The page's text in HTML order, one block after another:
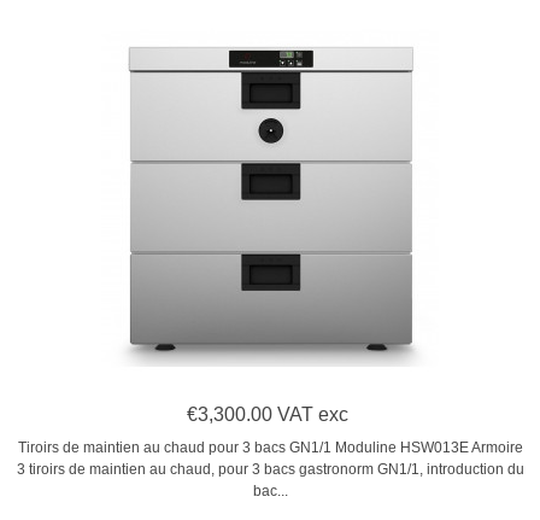
€3,300.00 VAT exc
Tiroirs de maintien au chaud pour 3 bacs GN1/1 Moduline HSW013E Armoire
3 tiroirs de maintien au chaud, pour 3 bacs gastronorm GN1/1, introduction du
bac...